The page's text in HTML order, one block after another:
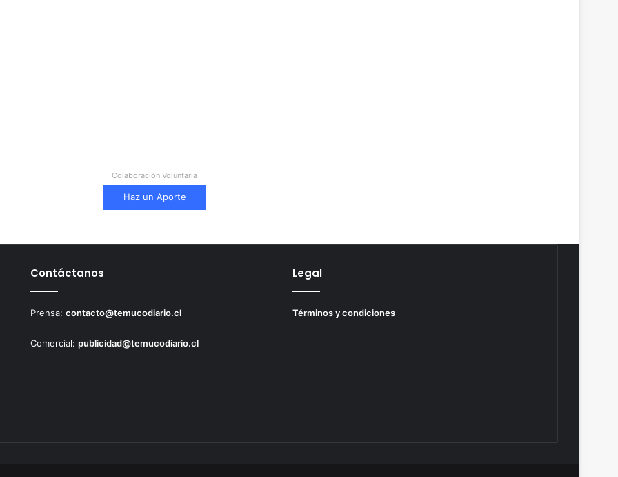
Colaboración Voluntaria
Haz un Aporte
Contáctanos
Prensa:contacto@temucodiario.cl
Comercial:publicidad@temucodiario.cl
Legal
Términos y condiciones